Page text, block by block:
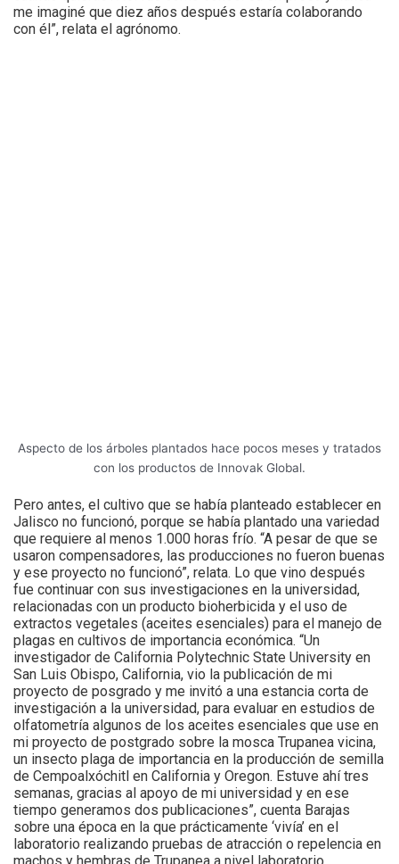
me imaginé que diez años después estaría colaborando
con él”, relata el agrónomo.
Aspecto de los árboles plantados hace pocos meses y tratados
con los productos de Innovak Global.
Pero antes, el cultivo que se había planteado establecer en
Jalisco no funcionó, porque se había plantado una variedad
que requiere al menos 1.000 horas frío. “A pesar de que se
usaron compensadores, las producciones no fueron buenas
y ese proyecto no funcionó”, relata. Lo que vino después
fue continuar con sus investigaciones en la universidad,
relacionadas con un producto bioherbicida y el uso de
extractos vegetales (aceites esenciales) para el manejo de
plagas en cultivos de importancia económica. “Un
investigador de California Polytechnic State University en
San Luis Obispo, California, vio la publicación de mi
proyecto de posgrado y me invitó a una estancia corta de
investigación a la universidad, para evaluar en estudios de
olfatometría algunos de los aceites esenciales que use en
mi proyecto de postgrado sobre la mosca Trupanea vicina,
un insecto plaga de importancia en la producción de semilla
de Cempoalxóchitl en California y Oregon. Estuve ahí tres
semanas, gracias al apoyo de mi universidad y en ese
tiempo generamos dos publicaciones”, cuenta Barajas
sobre una época en la que prácticamente ‘vivía’ en el
laboratorio realizando pruebas de atracción o repelencia en
machos y hembras de Trupanea a nivel laboratorio.